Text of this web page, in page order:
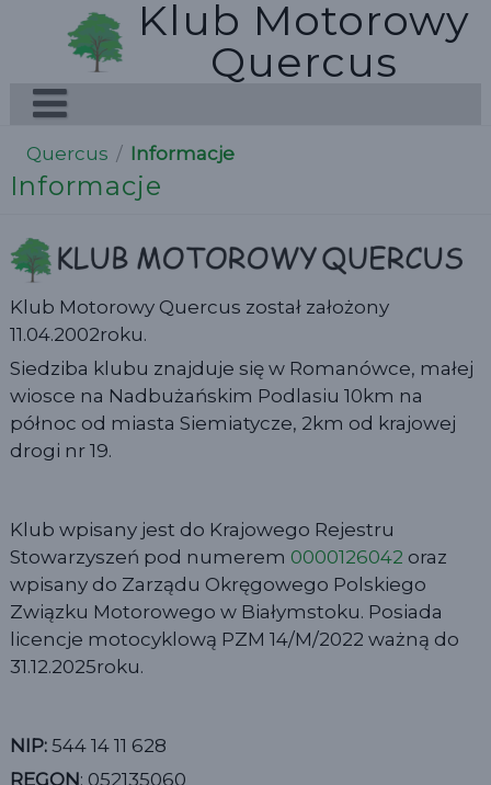
Klub Motorowy
Quercus
Quercus / Informacje
Informacje
Klub Motorowy Quercus został założony
11.04.2002roku.
Siedziba klubu znajduje się w Romanówce, małej
wiosce na Nadbużańskim Podlasiu 10km na
północ od miasta Siemiatycze, 2km od krajowej
drogi nr 19.
Klub wpisany jest do Krajowego Rejestru
Stowarzyszeń pod numerem 0000126042 oraz
wpisany do Zarządu Okręgowego Polskiego
Związku Motorowego w Białymstoku. Posiada
licencje motocyklową PZM 14/M/2022 ważną do
31.12.2025roku.
NIP:544 14 11 628
REGON: 052135060